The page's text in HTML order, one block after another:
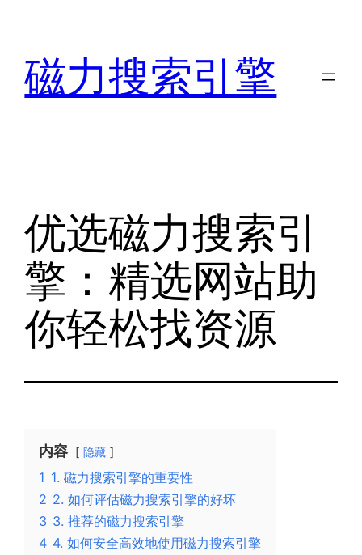
磁力搜索引擎
优选磁力搜索引
擎：精选网站助
你轻松找资源
内容 隐藏
1 1. 磁力搜索引擎的重要性
2 2. 如何评估磁力搜索引擎的好坏
3 3. 推荐的磁力搜索引擎
4 4. 如何安全高效地使用磁力搜索引擎